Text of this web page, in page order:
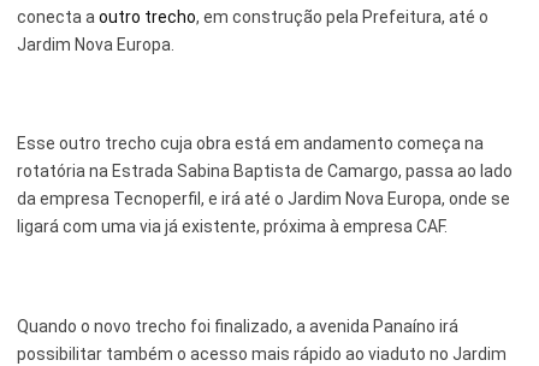
conecta a outro trecho, em construção pela Prefeitura, até o
Jardim Nova Europa.
Esse outro trecho cuja obra está em andamento começa na
rotatória na Estrada Sabina Baptista de Camargo, passa ao lado
da empresa Tecnoperfil, e irá até o Jardim Nova Europa, onde se
ligará com uma via já existente, próxima à empresa CAF.
Quando o novo trecho foi finalizado, a avenida Panaíno irá
possibilitar também o acesso mais rápido ao viaduto no Jardim